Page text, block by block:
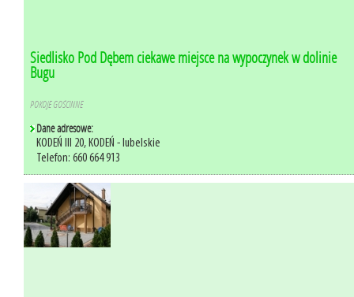
Siedlisko Pod Dębem ciekawe miejsce na wypoczynek w dolinie
Bugu
POKOJE GOŚCINNE
Dane adresowe:
KODEŃ III 20, KODEŃ - lubelskie
Telefon: 660 664 913